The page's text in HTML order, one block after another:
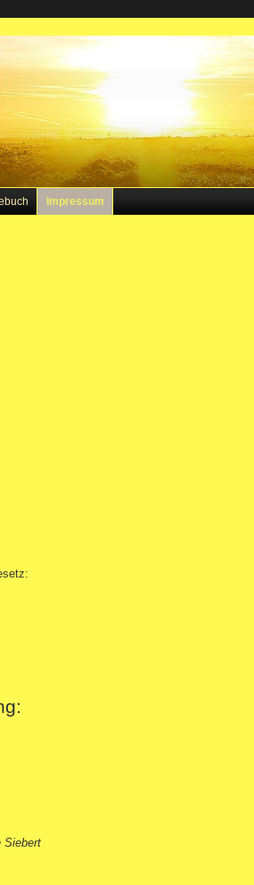
Impressum
Siebert